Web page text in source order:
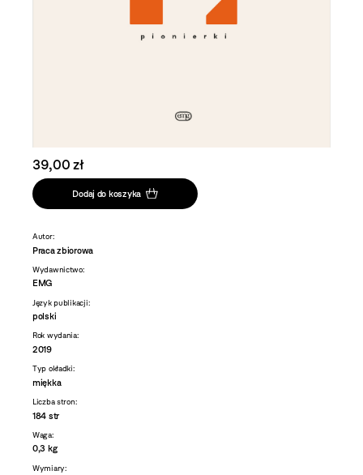
39,00 zł
Dodaj do koszyka
Autor:
Praca zbiorowa
Wydawnictwo:
EMG
Język publikacji:
polski
Rok wydania:
2019
Typ okładki:
miękka
Liczba stron:
184 str
Waga:
0,3 kg
Wymiary: